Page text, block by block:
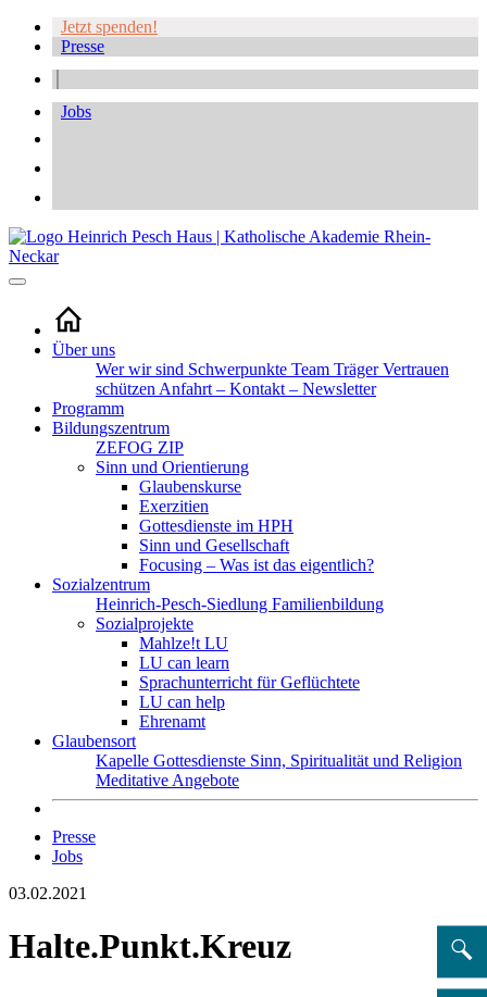
Jetzt spenden!
Presse
Jobs
Über uns
Wer wir sind Schwerpunkte Team TrägerVertrauen
schützen Anfahrt – Kontakt – Newsletter
Programm
Bildungszentrum
ZEFOG ZIP
Sinn und Orientierung
Glaubenskurse
Exerzitien
Gottesdienste im HPH
Sinn und Gesellschaft
Focusing – Was ist das eigentlich?
Sozialzentrum
Heinrich-Pesch-Siedlung Familienbildung
Sozialprojekte
Mahlze!t LU
LU can learn
Sprachunterricht für Geflüchtete
LU can help
Ehrenamt
Glaubensort
Kapelle Gottesdienste Sinn, Spiritualität und Religion
Meditative Angebote
Presse
Jobs
03.02.2021
Halte.Punkt.Kreuz